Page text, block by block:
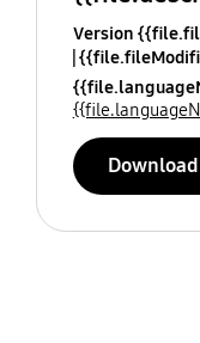
Version
Download